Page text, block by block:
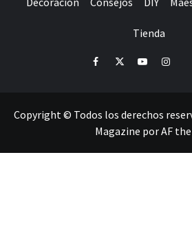
Tienda
FacebookTwitterYoutube
Copyright © Todos los derechos
Magazine porAF